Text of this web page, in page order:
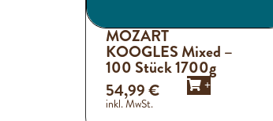
MOZART
KOOGLES Mixed –
100 Stück 1700g
+
54,99€
inkl. MwSt.